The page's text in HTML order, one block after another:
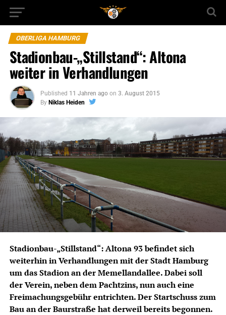
OBERLIGA HAMBURG
Stadionbau-„Stillstand“: Altona
weiter in Verhandlungen
Published 11 Jahren ago on 3. August 2015
By Niklas Heiden
Stadionbau-„Stillstand“: Altona 93 befindet sich
weiterhin in Verhandlungen mit der Stadt Hamburg
um das Stadion an der Memellandallee. Dabei soll
der Verein, neben dem Pachtzins, nun auch eine
Freimachungsgebühr entrichten. Der Startschuss zum
Bau an der Baurstraße hat derweil bereits begonnen.